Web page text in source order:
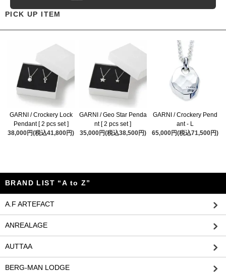
PICK UP ITEM
GARNI / Crockery Lock
Pendant [ 2 pcs set ]
38,000円(税込41,800円)
GARNI / Geo Star Penda
nt [ 2 pcs set ]
35,000円(税込38,500円)
GARNI / Crockery Pend
ant - L
65,000円(税込71,500円)
BRAND LIST “A to Z”
A.F ARTEFACT
ANREALAGE
AUTTAA
BERG-MAN LODGE